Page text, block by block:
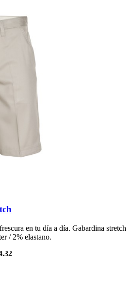
en tu día a día. Gabardina stretch
/ 2% elastano.